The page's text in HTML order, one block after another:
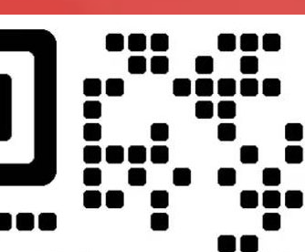
步正向反馈至搜索排名，形成 “速度提升→排名
：
绝了 SQL 注入、服务端漏洞等常见安全风险
配置，运维成本显著下降，技术团队可将精力